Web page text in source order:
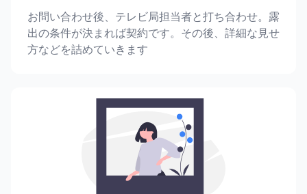
お問い合わせ後、テレビ局担当者と打ち合わせ。露
出の条件が決まれば契約です。その後、詳細な見せ
方などを詰めていきます